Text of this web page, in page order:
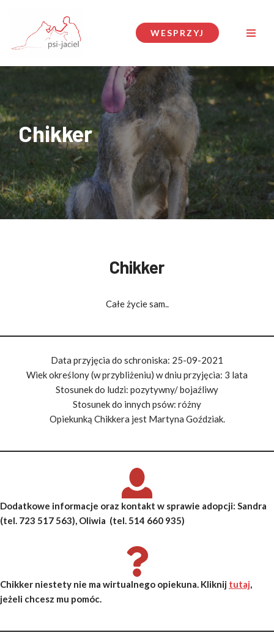
Przejdź
do
WESPRZYJ
Chikker
Chikker
Całe życie sam..
Data przyjęcia do schroniska: 25-09-2021
Wiek określony (w przybliżeniu) w dniu przyjęcia: 3 lata
Stosunek do ludzi: pozytywny/ bojaźliwy
Stosunek do innych psów: różny
Opiekunką Chikkera jest Martyna Goździak.
Dodatkowe informacje oraz kontakt w sprawie adopcji: Sandra
(tel. 723 517 563), Oliwia (tel. 514 660 935)
Chikker niestety nie ma wirtualnego opiekuna. Kliknij tutaj,
jeżeli chcesz mu pomóc.